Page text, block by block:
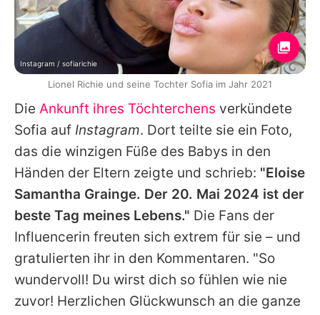
Die Ankunft ihres Töchterchens verkündete
Sofia auf Instagram. Dort teilte sie ein Foto,
das die winzigen Füße des Babys in den
Händen der Eltern zeigte und schrieb: "Eloise
Samantha Grainge. Der 20. Mai 2024 ist der
beste Tag meines Lebens." Die Fans der
Influencerin freuten sich extrem für sie – und
gratulierten ihr in den Kommentaren. "So
wundervoll! Du wirst dich so fühlen wie nie
zuvor! Herzlichen Glückwunsch an die ganze
Instagram / sofiarichie
Lionel Richie und seine Tochter Sofia im Jahr 2021